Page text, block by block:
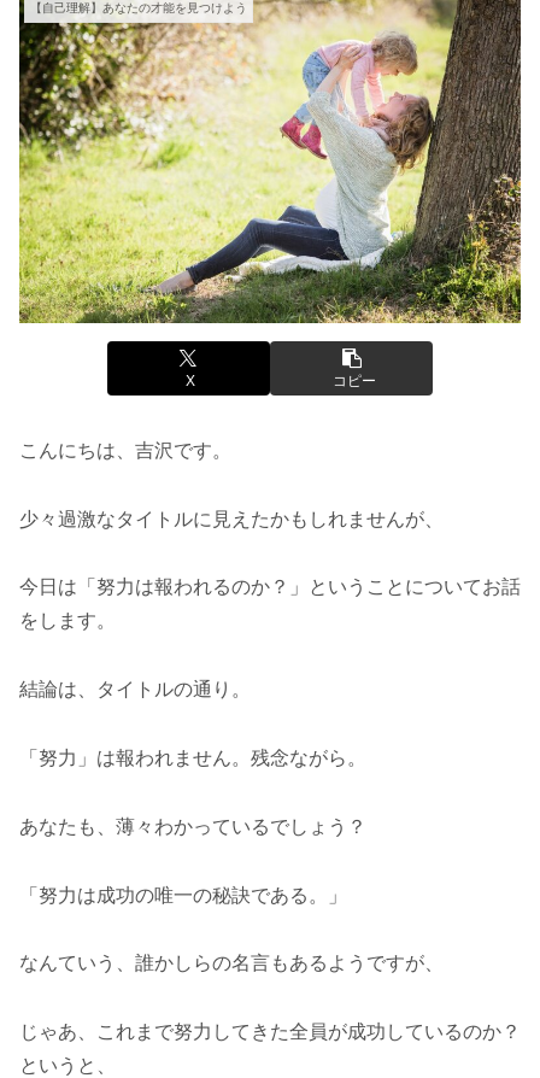
【自己理解】あなたの才能を見つけよう
X コピー
こんにちは、吉沢です。
少々過激なタイトルに見えたかもしれませんが、
今日は「努力は報われるのか？」ということについてお話
をします。
結論は、タイトルの通り。
「努力」は報われません。残念ながら。
あなたも、薄々わかっているでしょう？
「努力は成功の唯一の秘訣である。」
なんていう、誰かしらの名言もあるようですが、
じゃあ、これまで努力してきた全員が成功しているのか？
というと、